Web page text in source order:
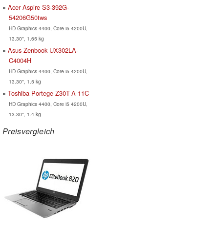
Acer Aspire S3-392G-
54206G50tws
HD Graphics 4400, Core i5 4200U,
13.30", 1.65 kg
Asus Zenbook UX302LA-
C4004H
HD Graphics 4400, Core i5 4200U,
13.30", 1.5 kg
Toshiba Portege Z30T-A-11C
HD Graphics 4400, Core i5 4200U,
13.30", 1.4 kg
Preisvergleich